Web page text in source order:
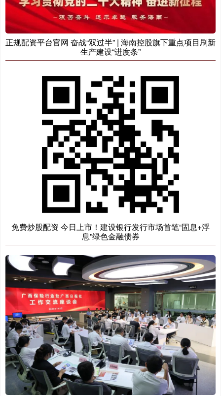
正规配资平台官网 奋战“双过半” | 海南控股旗下重点项目刷新
生产建设“进度条”
免费炒股配资 今日上市！建设银行发行市场首笔“固息+浮
息”绿色金融债券